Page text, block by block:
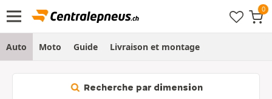
Auto Moto Guide Livraison et montage
Recherche par dimension